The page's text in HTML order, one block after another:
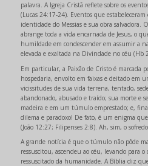
palavra. A Igreja Cristã reflete sobre os
(Lucas 24:17-24). Eventos que
identidade do Messias e sua obra salvadora.
abrange toda a vida encarnada de Jesus, o
humildade em condescender em assumir a
elevada e exaltada na Divindade no céu (Hb
Em particular, a Paixão de Cristo é marcada
hospedaria, envolto em faixas e deitado em
vicissitudes de sua vida terrena, tentado,
abandonado, abusado e traído; sua morte e
madeira e em um túmulo emprestado; e,
dilema e paradoxo! De fato, é um enigma
(João 12:27; Filipenses 2:8). Ah, sim, o
A grande notícia é que o túmulo não pôde
ressuscitou, ascendeu ao céu, levando para o
ressuscitado da humanidade. A Bíblia diz